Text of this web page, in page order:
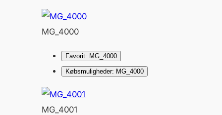
MG_4000
Favorit: MG_4000
Købsmuligheder: MG_4000
MG_4001